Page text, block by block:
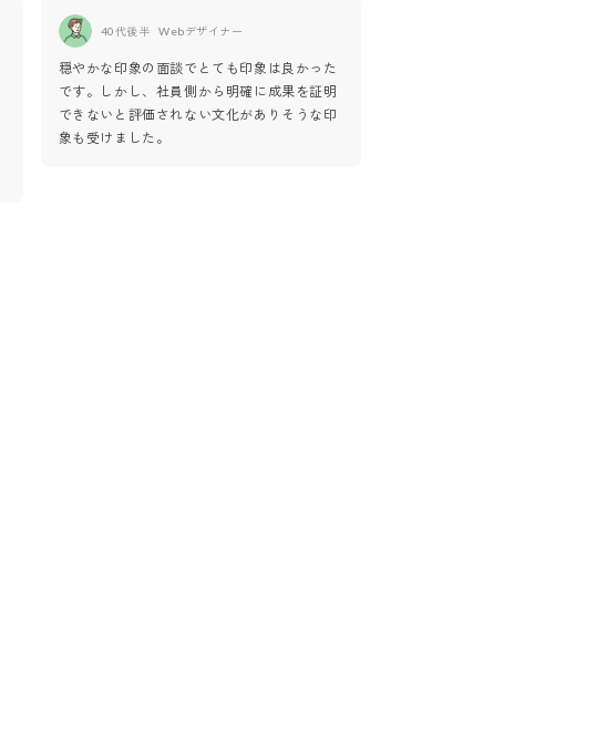
40代後半 Webデザイナー
穏やかな印象の面談でとても印象は良かった
です。しかし、社員側から明確に成果を証明
できないと評価されない文化がありそうな印
象も受けました。